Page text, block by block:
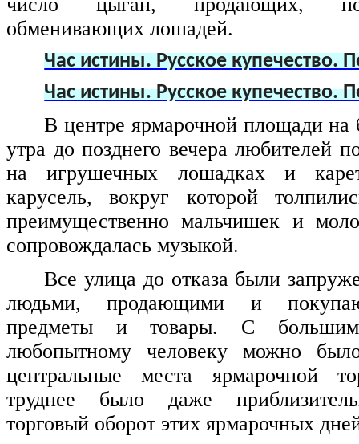
обменивающих лошадей.
Час истины. Русское купечество.
Час истины. Русское купечество.
В центре ярмарочной площади на
утра до позднего вечера любителей
на игрушечных лошадках и
карусель, вокруг которой
преимущественно мальчишек и
сопровождалась музыкой.
Все улица до отказа были
людьми, продающими и
предметы и товары. С
любопытному человеку можно
центральные места ярмарочной
труднее было даже
торговый оборот этих ярмарочных